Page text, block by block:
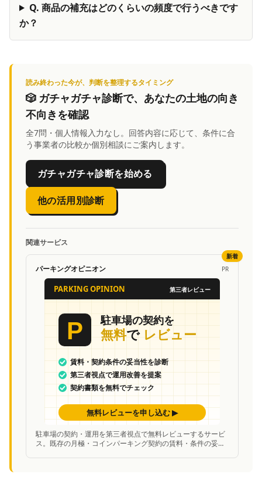
Q. 商品の補充はどのくらいの頻度で行うべきです
か？
読み終わった今が、判断を整理するタイミング
🎲 ガチャガチャ診断で、あなたの土地の向き
不向きを確認
全7問・個人情報入力なし。回答内容に応じて、条件に合
う事業者の比較か個別相談にご案内します。
ガチャガチャ診断を始める
他の活用別診断
関連サービス
パーキングオピニオン PR
駐車場の契約・運用を第三者視点で無料レビューするサービ
ス。既存の月極・コインパーキング契約の賃料・条件の妥当
新着